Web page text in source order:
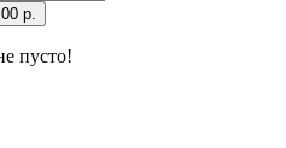
р.
пусто!